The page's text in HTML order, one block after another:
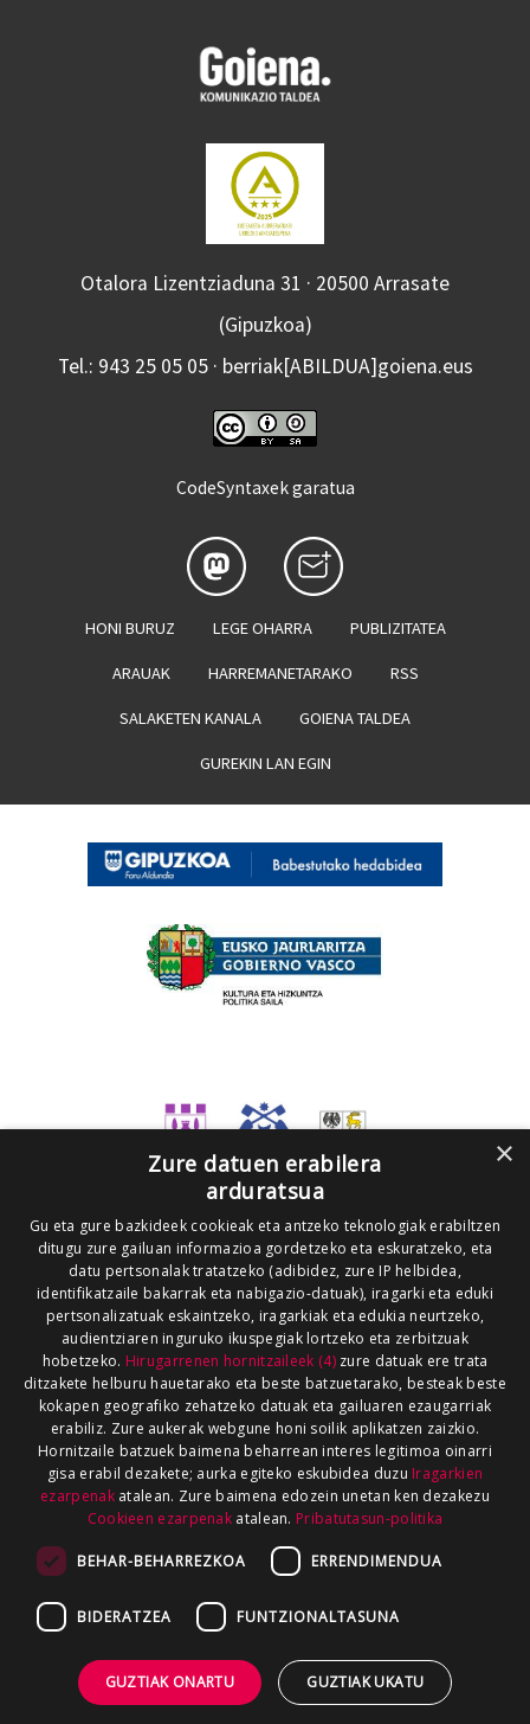
Otalora Lizentziaduna 31 · 20500 Arrasate
(Gipuzkoa)
Tel.: 943 25 05 05 · berriak[ABILDUA]goiena.eus
CodeSyntaxek garatua
HONI BURUZ LEGE OHARRA PUBLIZITATEA
ARAUAK HARREMANETARAKO RSS
SALAKETEN KANALA GOIENA TALDEA
GUREKIN LAN EGIN
×
Zure datuen erabilera
arduratsua
Gu eta gure bazkideek cookieak eta antzeko teknologiak erabiltzen
ditugu zure gailuan informazioa gordetzeko eta eskuratzeko, eta
datu pertsonalak tratatzeko (adibidez, zure IP helbidea,
identifikatzaile bakarrak eta nabigazio-datuak), iragarki eta eduki
pertsonalizatuak eskaintzeko, iragarkiak eta edukia neurtzeko,
audientziaren inguruko ikuspegiak lortzeko eta zerbitzuak
hobetzeko. Hirugarrenen hornitzaileek (4)zure datuak ere trata
ditzakete helburu hauetarako eta beste batzuetarako, besteak beste
kokapen geografiko zehatzeko datuak eta gailuaren ezaugarriak
erabiliz. Zure aukerak webgune honi soilik aplikatzen zaizkio.
Hornitzaile batzuek baimena beharrean interes legitimoa oinarri
gisa erabil dezakete; aurka egiteko eskubidea duzu Iragarkien
ezarpenakatalean. Zure baimena edozein unetan ken dezakezu
Cookieen ezarpenak atalean. Pribatutasun-politika
BEHAR-BEHARREZKOA ERRENDIMENDUA
BIDERATZEA FUNTZIONALTASUNA
GUZTIAK ONARTU GUZTIAK UKATU